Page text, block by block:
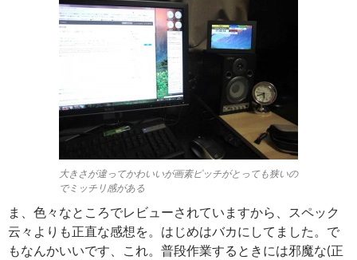
大きさが違ってかわいいが画素ピッチがとっても狭いの
でミッチリ感がある
ま、色々なところでレビューされていますから、スペック
云々よりも正直な感想を。はじめはバカにしてました。で
もなんかいいです、これ。普段作業するときには邪魔な(正